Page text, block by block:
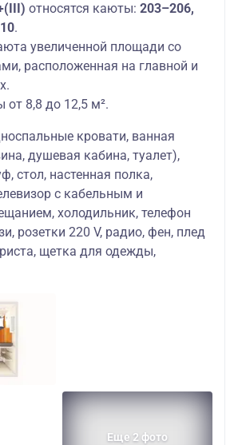
относятся каюты: 203–206,
.
увеличенной площади со
расположенная на главной и
8,8 до 12,5 м².
кровати, ванная
душевая кабина, туалет),
стол, настенная полка,
с кабельным и
холодильник, телефон
розетки 220 V, радио, фен, плед
щетка для одежды,
Еще 2 фото